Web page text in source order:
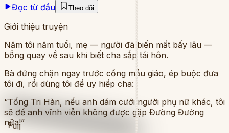
Full
Đọc từ đầu
Theo dõi
Giới thiệu truyện
Năm tôi năm tuổi, mẹ — người đã biến mất bấy lâu —
bỗng quay về sau khi biết cha sắp tái hôn.
Bà đứng chặn ngay trước cổng mẫu giáo, ép buộc đưa
tôi đi, rồi dùng tôi để uy hiếp cha:
“Tống Tri Hàn, nếu anh dám cưới người phụ nữ khác, tôi
sẽ để anh vĩnh viễn không được gặp Đường Đường
nữa!”